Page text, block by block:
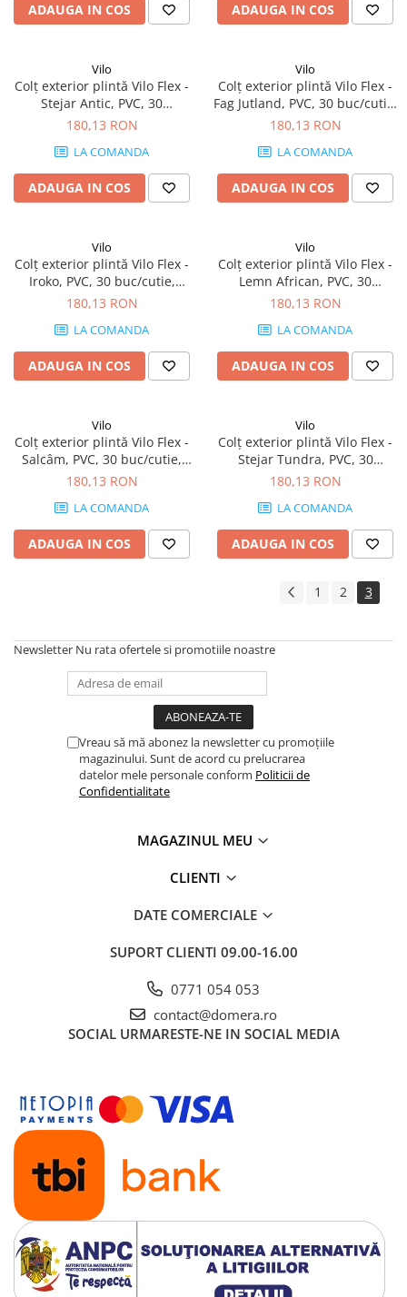
ADAUGA IN COS ADAUGA IN COS
Vilo
Colț exterior plintă Vilo Flex -
Stejar Antic, PVC, 30
buc/cutie, compatibil plintă
180,13 RON
LA COMANDA
ADAUGA IN COS
Vilo
Colț exterior plintă Vilo Flex -
Fag Jutland, PVC, 30 buc/cutie,
compatibil plintă 55 mm
180,13 RON
LA COMANDA
ADAUGA IN COS
Vilo
Colț exterior plintă Vilo Flex -
Iroko, PVC, 30 buc/cutie,
compatibil plintă 55 mm
180,13 RON
LA COMANDA
ADAUGA IN COS
Vilo
Colț exterior plintă Vilo Flex -
Lemn African, PVC, 30
buc/cutie, compatibil plintă
180,13 RON
LA COMANDA
ADAUGA IN COS
Vilo
Colț exterior plintă Vilo Flex -
Salcâm, PVC, 30 buc/cutie,
compatibil plintă 55 mm
180,13 RON
LA COMANDA
ADAUGA IN COS
Vilo
Colț exterior plintă Vilo Flex -
Stejar Tundra, PVC, 30
buc/cutie, compatibil plintă
180,13 RON
LA COMANDA
ADAUGA IN COS
1 2 3
Newsletter Nu rata ofertele si promotiile noastre
Vreau să mă abonez la newsletter cu promoțiile
magazinului. Sunt de acord cu prelucrarea
datelor mele personale conform Politicii de
Confidentialitate
MAGAZINUL MEU
CLIENTI
DATE COMERCIALE
SUPORT CLIENTI 09.00-16.00
0771 054 053
contact@domera.ro
SOCIAL URMARESTE-NE IN SOCIAL MEDIA